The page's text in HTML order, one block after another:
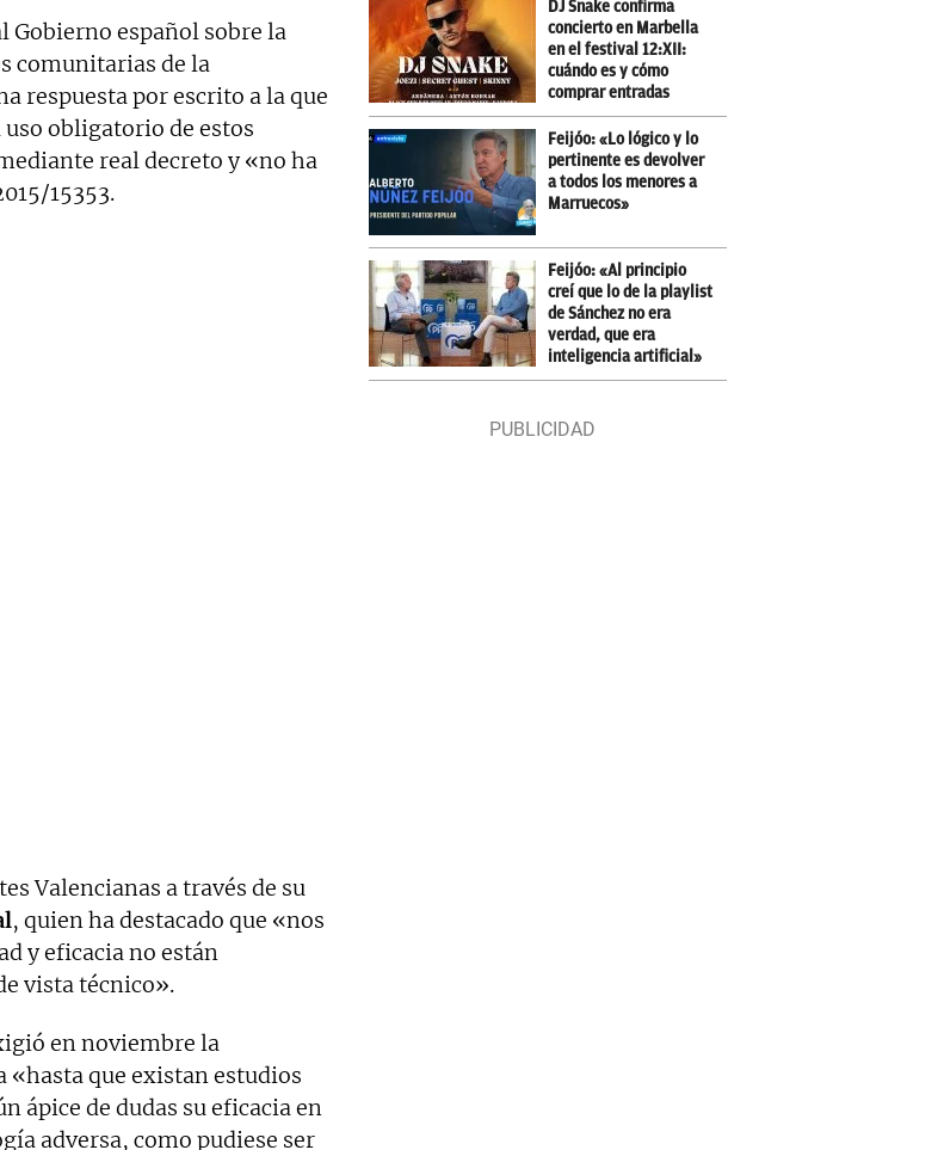
Gobierno español sobre la
comunitarias de la
respuesta por escrito a la que
uso obligatorio de estos
real decreto y «no ha
15353.
Valencianas a través de su
, quien ha destacado que «nos
y eficacia no están
vista técnico».
en noviembre la
que existan estudios
ápice de dudas su eficacia en
adversa, como pudiese ser
DJ Snake confirma
concierto en Marbella
en el festival 12:XII:
cuándo es y cómo
comprar entradas
Feijóo: «Lo lógico y lo
pertinente es devolver
a todos los menores a
Marruecos»
Feijóo: «Al principio
creí que lo de la playlist
de Sánchez no era
verdad, que era
inteligencia artificial»